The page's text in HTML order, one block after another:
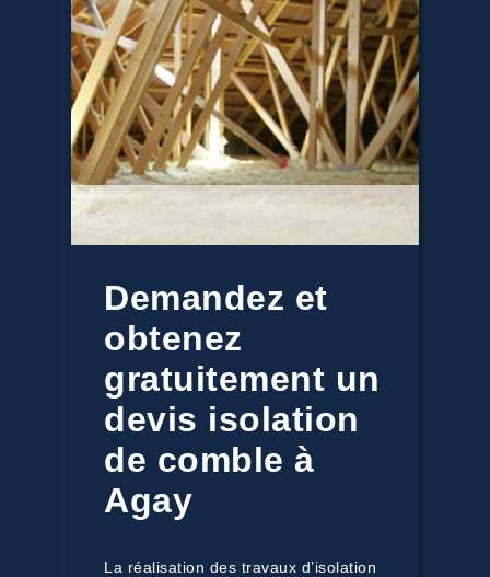
Demandez et
obtenez
gratuitement un
devis isolation
de comble à
Agay
La réalisation des travaux d’isolation